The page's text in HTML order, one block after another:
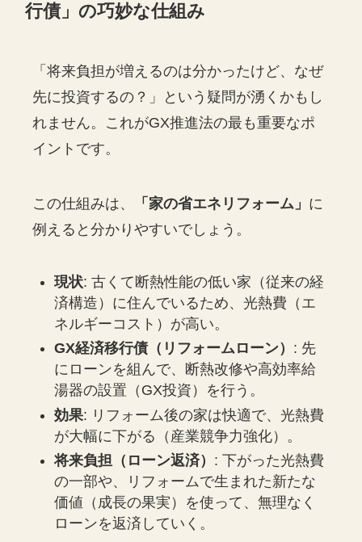
行債」の巧妙な仕組み
「将来負担が増えるのは分かったけど、なぜ
先に投資するの？」という疑問が湧くかもし
れません。これがGX推進法の最も重要なポ
イントです。
この仕組みは、 「家の省エネリフォーム」 に
例えると分かりやすいでしょう。
現状: 古くて断熱性能の低い家（従来の経
済構造）に住んでいるため、光熱費（エ
ネルギーコスト）が高い。
GX経済移行債（リフォームローン） : 先
にローンを組んで、断熱改修や高効率給
湯器の設置（GX投資）を行う。
効果: リフォーム後の家は快適で、光熱費
が大幅に下がる（産業競争力強化）。
将来負担（ローン返済） : 下がった光熱費
の一部や、リフォームで生まれた新たな
価値（成長の果実）を使って、無理なく
ローンを返済していく。